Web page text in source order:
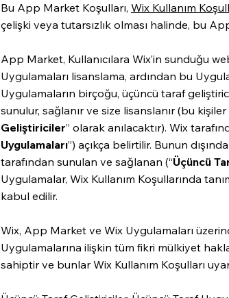
Bu App Market Koşulları, Wix Kullanım
çelişki veya tutarsızlık olması halinde, bu
App Market, Kullanıcılara Wix’in sunduğu
Uygulamaları lisanslama, ardından bu
Uygulamaların birçoğu, üçüncü taraf
sunulur, sağlanır ve size lisanslanır (bu
Geliştiriciler” olarak anılacaktır). Wix
Uygulamaları”) açıkça belirtilir. Bunun
tarafından sunulan ve sağlanan (“Üçüncü
Uygulamalar, Wix Kullanım Koşullarında
kabul edilir.
Wix, App Market ve Wix Uygulamaları
Uygulamalarına ilişkin tüm fikri mülkiyet
sahiptir ve bunlar Wix Kullanım Koşulları